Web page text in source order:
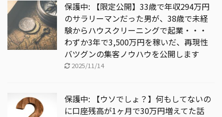
保護中: 【限定公開】33歳で年収294万円
のサラリーマンだった男が、38歳で未経
験からハウスクリーニングで起業・・・
わずか3年で3,500万円を稼いだ、再現性
バツグンの集客ノウハウを公開します
2025/11/14
保護中: 【ウソでしょ？】何もしてないの
に口座残高が1ヶ月で30万円増えてた話